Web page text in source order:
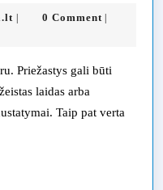
audiomedia.lt
0 Comment
laidas arba
Taip pat verta